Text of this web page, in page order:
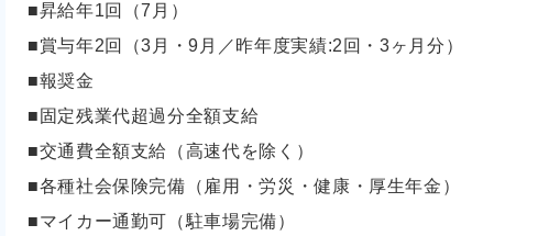
■昇給年1回（7月）
■賞与年2回（3月・9月／昨年度実績:2回・3ヶ月分）
■報奨金
■固定残業代超過分全額支給
■交通費全額支給（高速代を除く）
■各種社会保険完備（雇用・労災・健康・厚生年金）
■マイカー通勤可（駐車場完備）